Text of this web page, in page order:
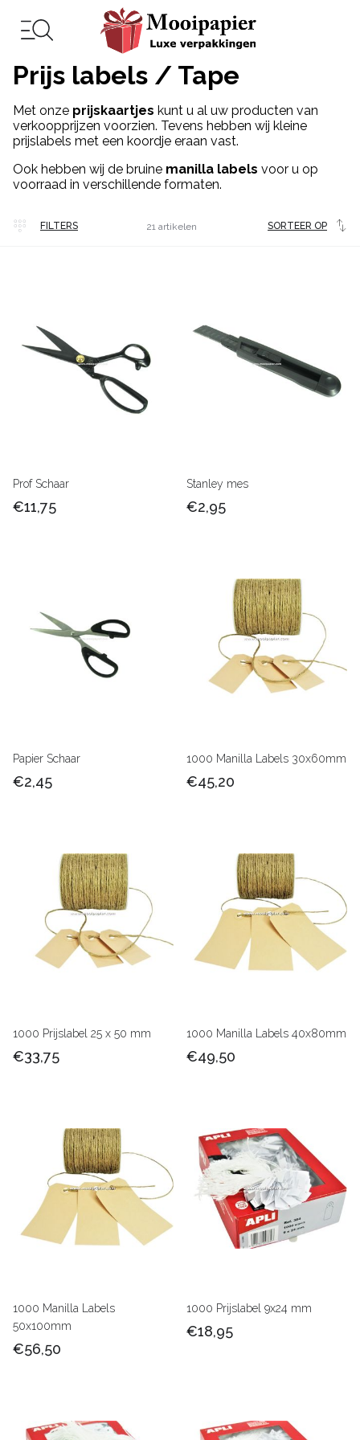
Prijs labels / Tape
Met onze prijskaartjes kunt u al uw producten van
verkoopprijzen voorzien. Tevens hebben wij kleine
prijslabels met een koordje eraan vast.
Ook hebben wij de bruine manilla labels voor u op
voorraad in verschillende formaten.
FILTERS SORTEER OP
21 artikelen
Prof Schaar
€11,75
Stanley mes
€2,95
Papier Schaar
€2,45
1000 Manilla Labels 30x60mm
€45,20
1000 Prijslabel 25 x 50 mm
€33,75
1000 Manilla Labels 40x80mm
€49,50
1000 Manilla Labels
50x100mm
€56,50
1000 Prijslabel 9x24 mm
€18,95